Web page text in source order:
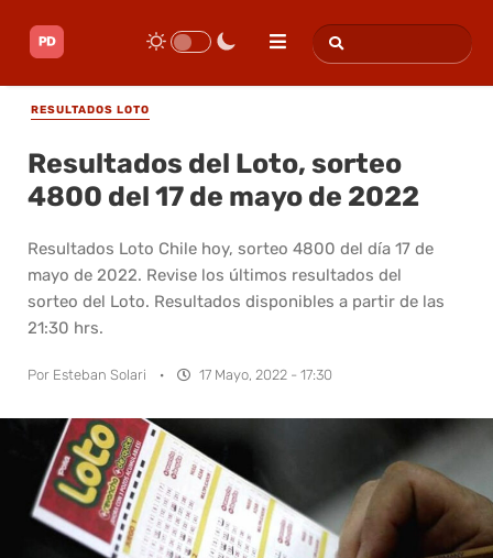
RESULTADOS LOTO
Resultados del Loto, sorteo
4800 del 17 de mayo de 2022
Resultados Loto Chile hoy, sorteo 4800 del día 17 de
mayo de 2022. Revise los últimos resultados del
sorteo del Loto. Resultados disponibles a partir de las
21:30 hrs.
Por Esteban Solari · 17 Mayo, 2022 - 17:30